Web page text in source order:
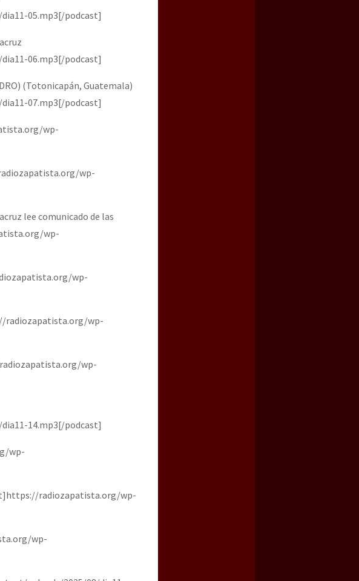
05.mp3[/podcast]
06.mp3[/podcast]
(Totonicapán, Guatemala)
07.mp3[/podcast]
wp-
wp-
lee comunicado de las
wp-
wp-
radiozapatista.org/wp-
wp-
14.mp3[/podcast]
wp-
radiozapatista.org/wp-
wp-